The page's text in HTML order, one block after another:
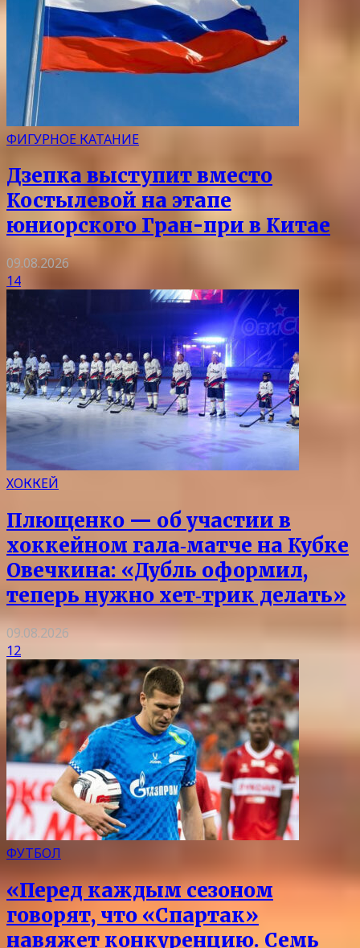
ФИГУРНОЕ КАТАНИЕ
Дзепка выступит вместо
Костылевой на этапе
юниорского Гран-при в Китае
09.08.2026
14
ХОККЕЙ
Плющенко — об участии в
хоккейном гала‑матче на Кубке
Овечкина: «Дубль оформил,
теперь нужно хет‑трик делать»
09.08.2026
12
ФУТБОЛ
«Перед каждым сезоном
говорят, что «Спартак»
навяжет конкуренцию. Семь